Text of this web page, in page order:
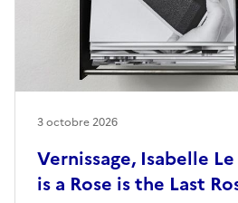
Vernissage, Isabelle
is a Rose is the Last
3 octobre 2026